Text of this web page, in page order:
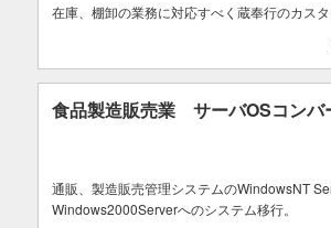
在庫、棚卸の業務に対応すべく蔵奉行のカス
食品製造販売業 サーバOSコンバ
通販、製造販売管理システムのWindowsNT
Windows2000Serverへのシステム移行。